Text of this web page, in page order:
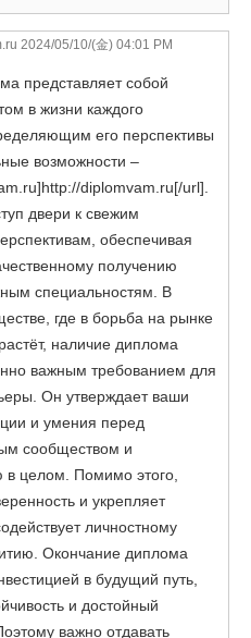
2024/05/10/(金) 04:01 PM
представляет собой
в жизни каждого
его перспективы
возможности –
diplomvam.ru[/url].
двери к свежим
обеспечивая
получению
специальностям. В
где в борьба на рынке
наличие диплома
важным требованием для
Он утверждает ваши
и умения перед
сообществом и
в целом. Помимо этого,
и укрепляет
личностному
Окончание диплома
в будущий путь,
и достойный
важно отдавать